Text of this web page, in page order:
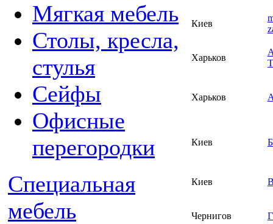
Мягкая мебель
Столы, кресла,
стулья
Сейфы
Офисные
перегородки
Специальная
мебель
Киев
Харьков
Харьков
Киев
Киев
Чернигов